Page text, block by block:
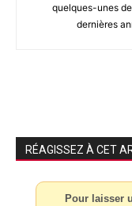
quelques-unes
dernières
RÉAGISSEZ À CET
Pour laisser